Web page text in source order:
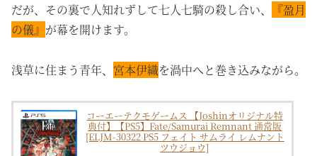
だが、その裏で人知れずして七人七騎の殺し合い、
『盈月
の儀』 が幕を開けます。
浅草に住まう青年、 宮本伊織を渦中へと巻き込みながら。
コーエーテクモゲームス 【Joshinオリジナル特
典付】【PS5】Fate/Samurai Remnant 通常版
[ELJM-30322 PS5 フェイト サムライ レムナント
ツウジョウ]